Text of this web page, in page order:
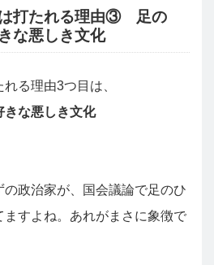
は打たれる理由③ 足の
な悪しき文化
る理由3つ目は、
きな悪しき文化
の政治家が、国会議論で足のひ
ますよね。あれがまさに象徴で